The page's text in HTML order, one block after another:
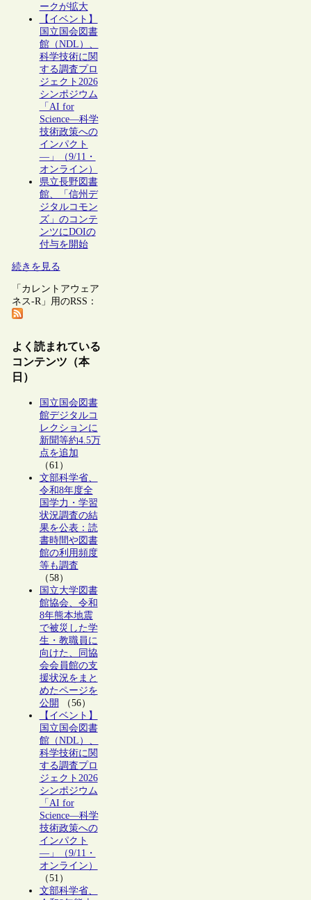
ークが拡大
【イベント】
国立国会図書
館（NDL）、
科学技術に関
する調査プロ
ジェクト2026
シンポジウム
「AI for
Science―科学
技術政策への
インパクト
―」（9/11・
オンライン）
県立長野図書
館、「信州デ
ジタルコモン
ズ」のコンテ
ンツにDOIの
付与を開始
続きを見る
「カレントアウェア
ネス-R」用のRSS：
よく読まれている
コンテンツ（本
日）
国立国会図書
館デジタルコ
レクションに
新聞等約4.5万
点を追加
（61）
文部科学省、
令和8年度全
国学力・学習
状況調査の結
果を公表：読
書時間や図書
館の利用頻度
等も調査
（58）
国立大学図書
館協会、令和
8年熊本地震
で被災した学
生・教職員に
向けた、同協
会会員館の支
援状況をまと
めたページを
公開
（56）
【イベント】
国立国会図書
館（NDL）、
科学技術に関
する調査プロ
ジェクト2026
シンポジウム
「AI for
Science―科学
技術政策への
インパクト
―」（9/11・
オンライン）
（51）
文部科学省、